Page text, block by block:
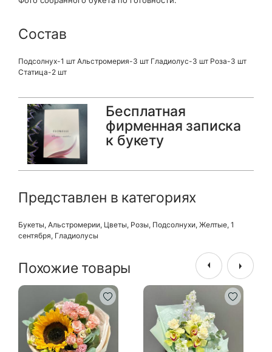
Состав
Подсолнух-1 шт Альстромерия-3 шт Гладиолус-3 шт Роза-3 шт
Статица-2 шт
Бесплатная
фирменная записка
к букету
Представлен в категориях
Букеты, Альстромерии, Цветы, Розы, Подсолнухи, Желтые, 1
сентября, Гладиолусы
Похожие товары